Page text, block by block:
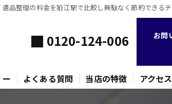
遺品整理の料金を狛江駅で比較し無駄なく節約できる
0120-124-006
お問
よくある質問 当店の特徴 アクセス